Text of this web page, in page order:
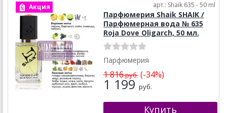
Акция арт.: Shaik 635 - 50 ml
Парфюмерия Shaik SHAIK /
Парфюмерная вода № 635
Roja Dove Oligarch, 50 мл.
Парфюмерия
1 816руб.(-34%)
1 199 руб.